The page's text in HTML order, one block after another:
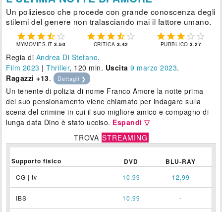
Un poliziesco che procede con grande conoscenza degli
stilemi del genere non tralasciando mai il fattore umano.
    
MYMOVIES.IT3.50
    
CRITICA 3.42
    
PUBBLICO3.27
Regia di Andrea Di Stefano.
Film 2023 |Thriller, 120 min. Uscita 9 marzo 2023.
Ragazzi +13. Dettagli ❯
Un tenente di polizia di nome Franco Amore la notte prima
del suo pensionamento viene chiamato per indagare sulla
scena del crimine in cui il suo migliore amico e compagno di
lunga data Dino è stato ucciso. Espandi ▽
TROVA STREAMING
Supporto fisico DVD BLU-RAY
CG | tv 10,99 12,99
IBS 10,99 -